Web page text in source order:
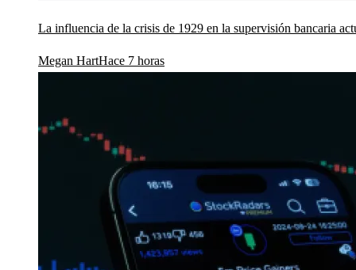
La influencia de la crisis de 1929 en la supervisión bancaria
Megan HartHace 7 horas